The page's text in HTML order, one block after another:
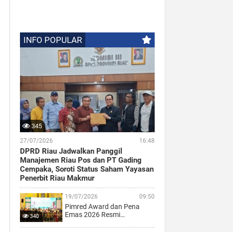
INFO POPULAR
345
27/07/2026 16:48
DPRD Riau Jadwalkan Panggil
Manajemen Riau Pos dan PT Gading
Cempaka, Soroti Status Saham Yayasan
Penerbit Riau Makmur
340
19/07/2026 09:50
Pimred Award dan Pena
Emas 2026 Resmi…